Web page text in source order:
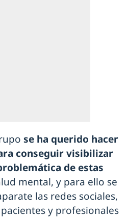
se ha querido hacer
conseguir visibilizar
de estas
mental, y para ello se
las redes sociales,
y profesionales